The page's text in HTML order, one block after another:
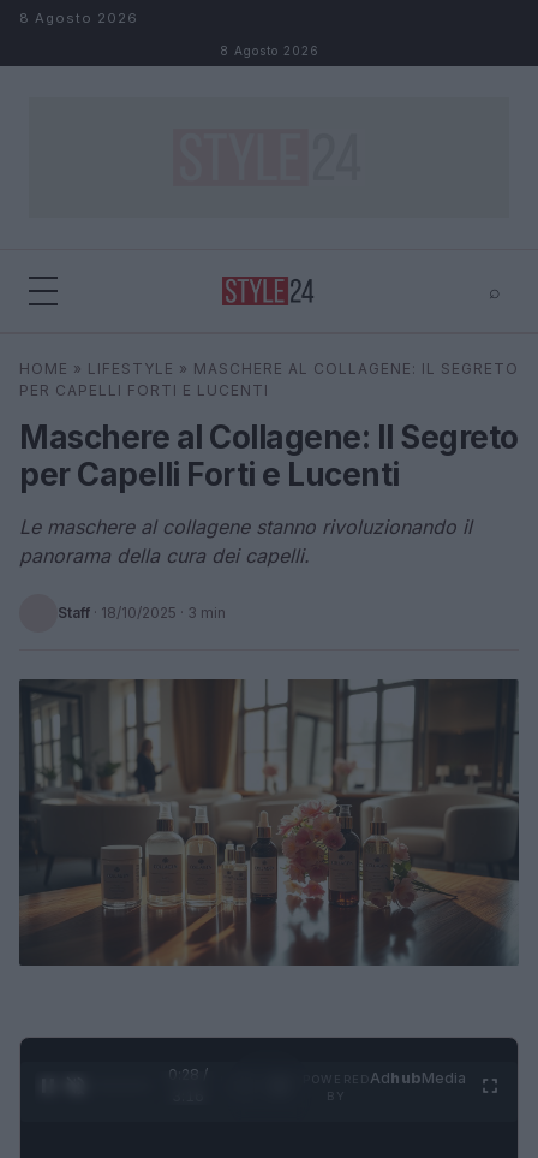
Salta al contenuto
8 Agosto 2026
8 Agosto 2026
⌕
Cerca ⌕ ×
HOME » LIFESTYLE » MASCHERE AL COLLAGENE: IL SEGRETO
PER CAPELLI FORTI E LUCENTI
Maschere al Collagene: Il Segreto
per Capelli Forti e Lucenti
Le maschere al collagene stanno rivoluzionando il
panorama della cura dei capelli.
Staff · 18/10/2025 · 3 min
0:29 /
AdhubMedia